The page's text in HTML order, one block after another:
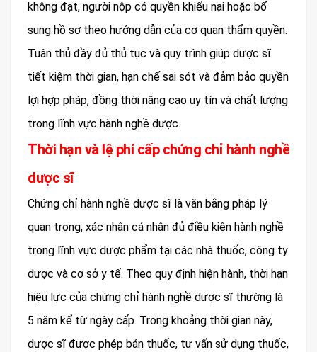
không đạt, người nộp có quyền khiếu nại hoặc bổ
sung hồ sơ theo hướng dẫn của cơ quan thẩm quyền.
Tuân thủ đầy đủ thủ tục và quy trình giúp dược sĩ
tiết kiệm thời gian, hạn chế sai sót và đảm bảo quyền
lợi hợp pháp, đồng thời nâng cao uy tín và chất lượng
trong lĩnh vực hành nghề dược.
Thời hạn và lệ phí cấp chứng chỉ hành nghề
dược sĩ
Chứng chỉ hành nghề dược sĩ là văn bằng pháp lý
quan trọng, xác nhận cá nhân đủ điều kiện hành nghề
trong lĩnh vực dược phẩm tại các nhà thuốc, công ty
dược và cơ sở y tế. Theo quy định hiện hành, thời hạn
hiệu lực của chứng chỉ hành nghề dược sĩ thường là
5 năm kể từ ngày cấp. Trong khoảng thời gian này,
dược sĩ được phép bán thuốc, tư vấn sử dụng thuốc,